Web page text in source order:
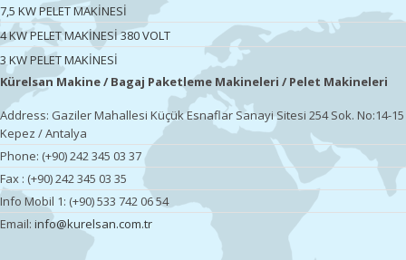
7,5 KW PELET MAKİNESİ
4 KW PELET MAKİNESİ 380 VOLT
3 KW PELET MAKİNESİ
Kürelsan Makine / Bagaj Paketleme Makineleri / Pelet Makineleri
Address: Gaziler Mahallesi Küçük Esnaflar Sanayi Sitesi 254 Sok. No:14-15
Kepez / Antalya
Phone: (+90) 242 345 03 37
Fax : (+90) 242 345 03 35
Info Mobil 1: (+90) 533 742 06 54
Email: info@kurelsan.com.tr